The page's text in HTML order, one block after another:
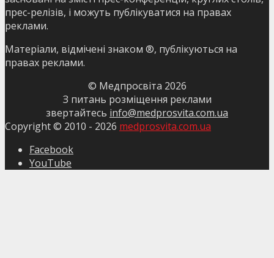
прес-релізів, і можуть публікуватися на правах
реклами.
Матеріали, відмічені знаком ®, публікуються на
правах реклами.
© Медпросвіта 2026
З питань розміщення реклами
звертайтесь info@medprosvita.com.ua
Copyright © 2010 - 2026 medprosvita.com.ua
Facebook
YouTube